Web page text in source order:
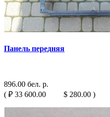
Панель передняя
896.00 бел. р.
( ₽ 33 600.00 $ 280.00 )